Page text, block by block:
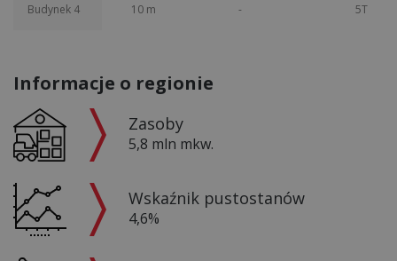
Budynek 4 10 m - 5T
Informacje o regionie
Zasoby
5,8 mln mkw.
Wskaźnik pustostanów
4,6%